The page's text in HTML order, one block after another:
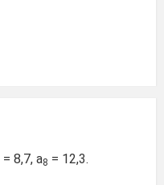
= 8,7, а8 = 12,3.